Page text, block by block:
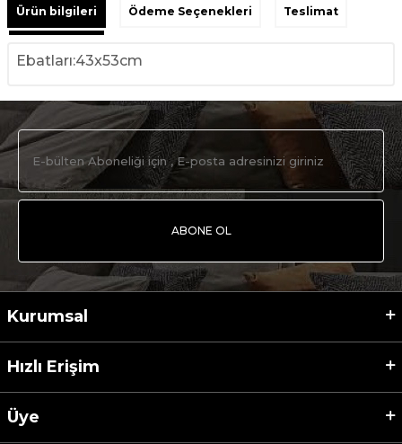
Ürün bilgileri Ödeme Seçenekleri Teslimat
Ebatları:43x53cm
ABONE OL
Kurumsal
Hızlı Erişim
Üye